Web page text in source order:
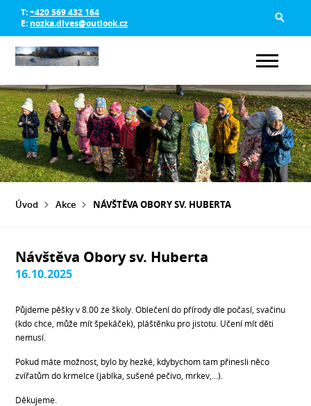
T:+420 569 432 164
E: nozka.dlves@outlook.cz
Úvod Akce NÁVŠTĚVA OBORY SV. HUBERTA
Návštěva Obory sv. Huberta
16.10.2025
Půjdeme pěšky v 8.00 ze školy. Oblečení do přírody dle počasí, svačinu
(kdo chce, může mít špekáček), pláštěnku pro jistotu. Učení mít děti
nemusí.
Pokud máte možnost, bylo by hezké, kdybychom tam přinesli něco
zvířatům do krmelce (jablka, sušené pečivo, mrkev,...).
Děkujeme.